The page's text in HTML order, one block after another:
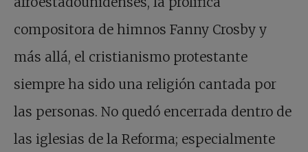
compositora de himnos Fanny Crosby y
más allá, el cristianismo protestante
siempre ha sido una religión cantada por
las personas. No quedó encerrada dentro de
las iglesias de la Reforma; especialmente